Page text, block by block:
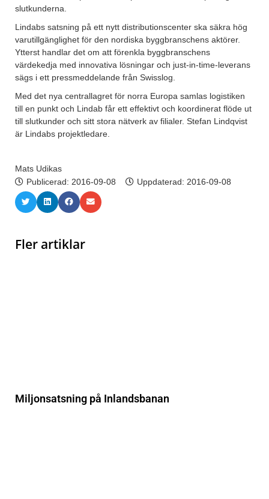
slutkunderna.
Lindabs satsning på ett nytt distributionscenter ska säkra hög
varutillgänglighet för den nordiska byggbranschens aktörer.
Ytterst handlar det om att förenkla byggbranschens
värdekedja med innovativa lösningar och just-in-time-leverans
sägs i ett pressmeddelande från Swisslog.
Med det nya centrallagret för norra Europa samlas logistiken
till en punkt och Lindab får ett effektivt och koordinerat flöde ut
till slutkunder och sitt stora nätverk av filialer. Stefan Lindqvist
är Lindabs projektledare.
Mats Udikas
Publicerad: 2016-09-08 Uppdaterad: 2016-09-08
Fler artiklar
Miljonsatsning på Inlandsbanan